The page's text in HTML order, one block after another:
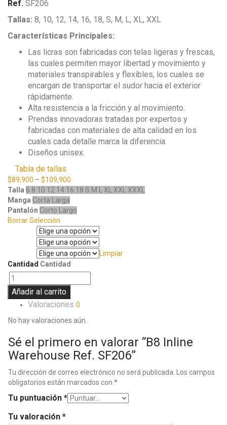
Ref. SF206
Tallas: 8, 10, 12, 14, 16, 18, S, M, L, XL, XXL
Características Principales:
Las licras son fabricadas con telas ligeras y frescas,
las cuales permiten mayor libertad y movimiento y
materiales transpirables y flexibles, los cuales se
encargan de transportar el sudor hacia el exterior
rápidamente.
Alta resistencia a la fricción y al movimiento.
Prendas innovadoras tratadas por expertos y
fabricadas con materiales de alta calidad en los
cuales cada detalle marca la diferencia.
Diseños unisex.
Tabla de tallas
$89,900 – $109,900
Talla 6 8 10 12 14 16 18 S M L XL XXL XXXL
Manga Corta Larga
Pantalón Corto Largo
Borrar Selección
Limpiar
Cantidad Cantidad
Añadir al carrito
Valoraciones 0
No hay valoraciones aún.
Sé el primero en valorar “B8 Inline
Warehouse Ref. SF206”
Tu dirección de correo electrónico no será publicada. Los campos
obligatorios están marcados con *
Tu puntuación *
Tu valoración *